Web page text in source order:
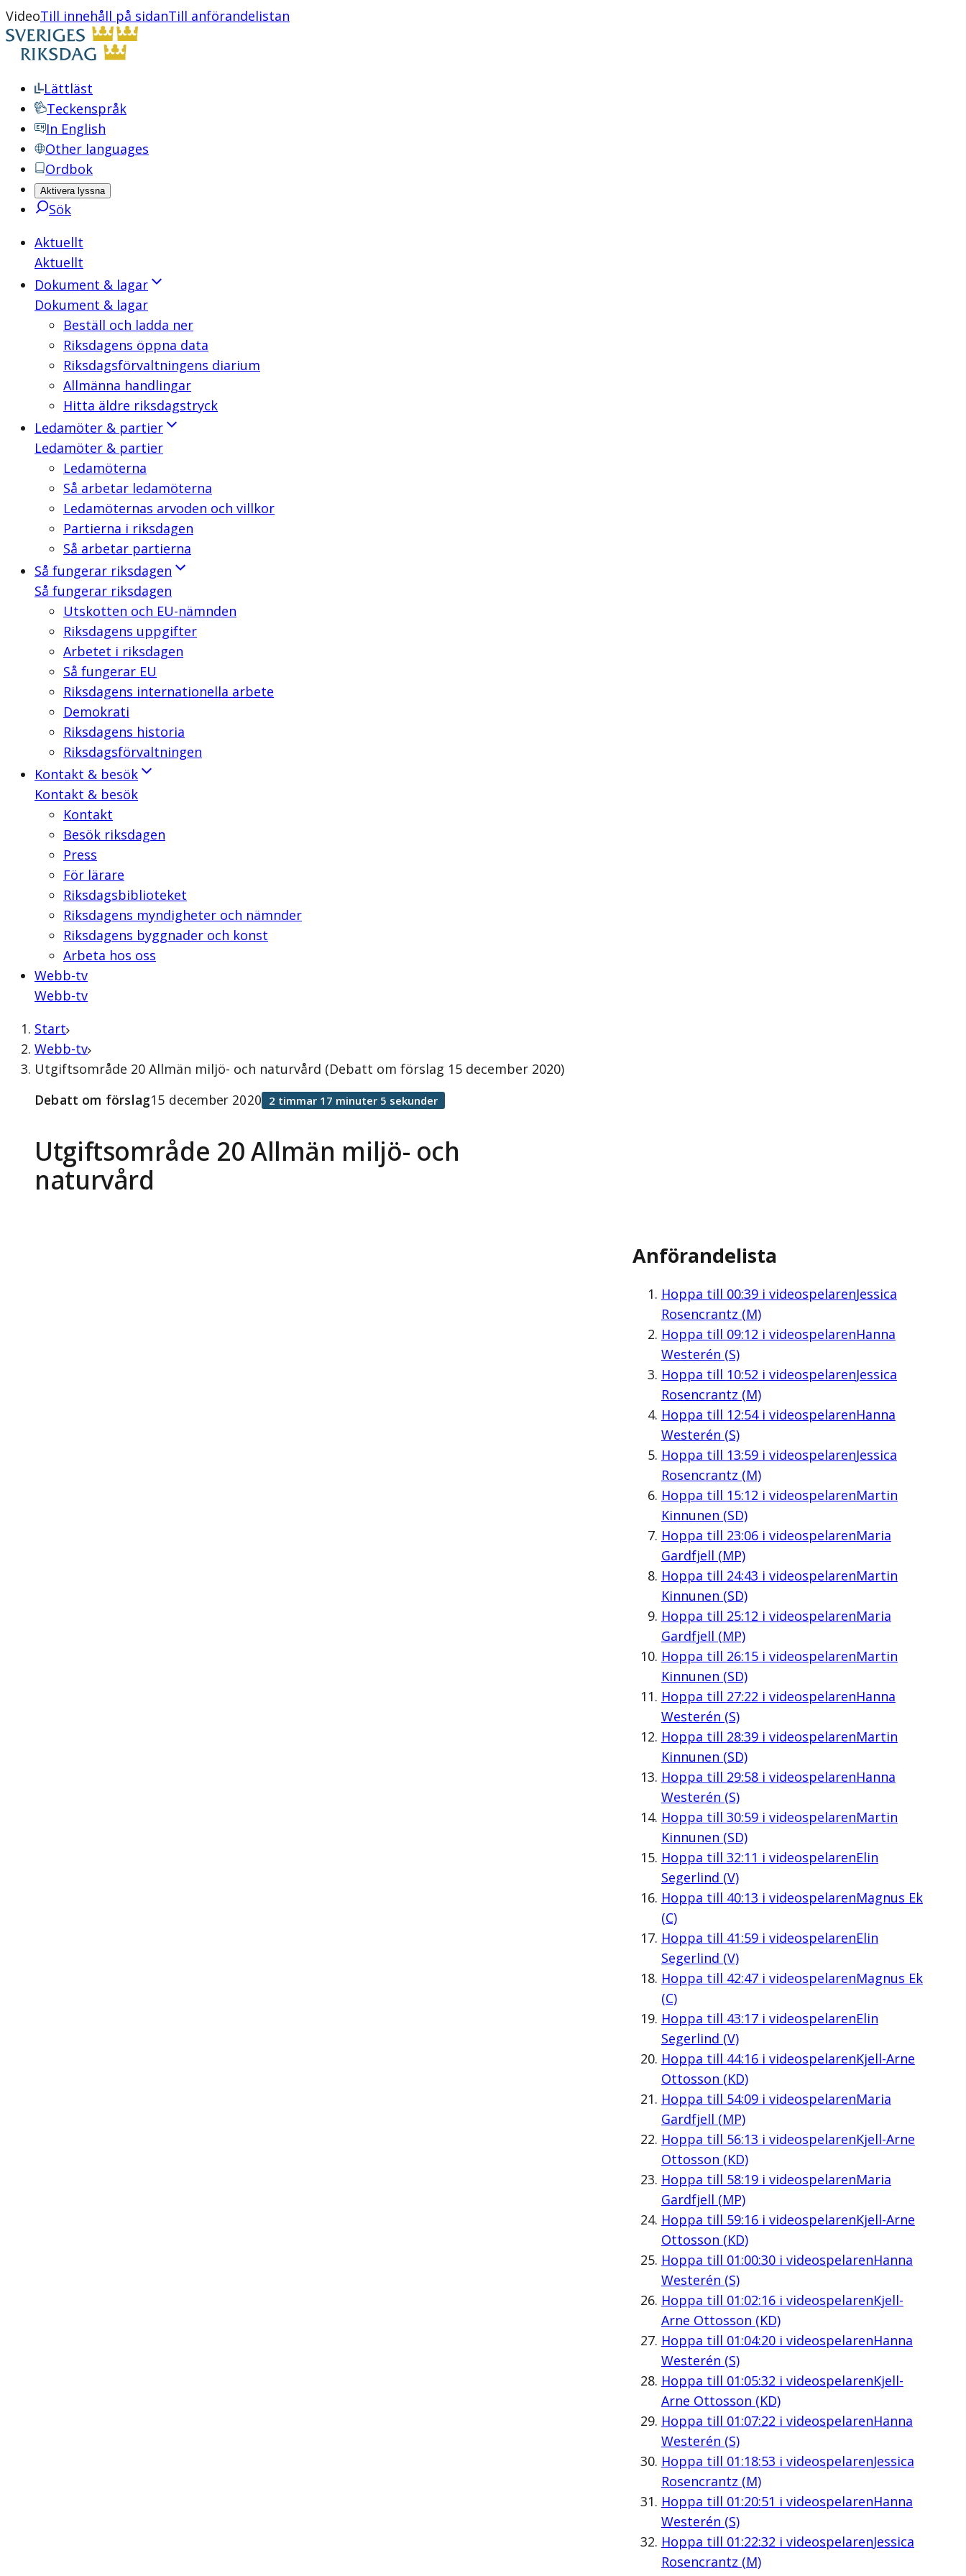
VideoTill innehåll på sidanTill anförandelistan
Lättläst
Teckenspråk
In English
Other languages
Ordbok
Aktivera lyssna
Sök
Aktuellt
Aktuellt
Dokument & lagar
Dokument & lagar
Beställ och ladda ner
Riksdagens öppna data
Riksdagsförvaltningens diarium
Allmänna handlingar
Hitta äldre riksdagstryck
Ledamöter & partier
Ledamöter & partier
Ledamöterna
Så arbetar ledamöterna
Ledamöternas arvoden och villkor
Partierna i riksdagen
Så arbetar partierna
Så fungerar riksdagen
Så fungerar riksdagen
Utskotten och EU-nämnden
Riksdagens uppgifter
Arbetet i riksdagen
Så fungerar EU
Riksdagens internationella arbete
Demokrati
Riksdagens historia
Riksdagsförvaltningen
Kontakt & besök
Kontakt & besök
Kontakt
Besök riksdagen
Press
För lärare
Riksdagsbiblioteket
Riksdagens myndigheter och nämnder
Riksdagens byggnader och konst
Arbeta hos oss
Webb-tv
Webb-tv
Start
Webb-tv
Utgiftsområde 20 Allmän miljö- och naturvård (Debatt om förslag 15 december 2020)
Utgiftsområde 20 Allmän miljö- och
naturvård
Debatt om förslag15 december 2020 2 timmar 17 minuter 5 sekunder
Anförandelista
Hoppa till 00:39i videospelarenJessica
Rosencrantz (M)
Hoppa till 09:12 i videospelarenHanna
Westerén (S)
Hoppa till 10:52 i videospelarenJessica
Rosencrantz (M)
Hoppa till 12:54i videospelarenHanna
Westerén (S)
Hoppa till 13:59i videospelarenJessica
Rosencrantz (M)
Hoppa till 15:12 i videospelarenMartin
Kinnunen (SD)
Hoppa till 23:06i videospelarenMaria
Gardfjell (MP)
Hoppa till 24:43 i videospelarenMartin
Kinnunen (SD)
Hoppa till 25:12 i videospelarenMaria
Gardfjell (MP)
Hoppa till 26:15i videospelarenMartin
Kinnunen (SD)
Hoppa till 27:22 i videospelarenHanna
Westerén (S)
Hoppa till 28:39i videospelarenMartin
Kinnunen (SD)
Hoppa till 29:58i videospelarenHanna
Westerén (S)
Hoppa till 30:59i videospelarenMartin
Kinnunen (SD)
Hoppa till 32:11 i videospelarenElin
Segerlind (V)
Hoppa till 40:13 i videospelarenMagnus Ek
(C)
Hoppa till 41:59i videospelarenElin
Segerlind (V)
Hoppa till 42:47i videospelarenMagnus Ek
(C)
Hoppa till 43:17i videospelarenElin
Segerlind (V)
Hoppa till 44:16i videospelarenKjell-Arne
Ottosson (KD)
Hoppa till 54:09i videospelarenMaria
Gardfjell (MP)
Hoppa till 56:13 i videospelarenKjell-Arne
Ottosson (KD)
Hoppa till 58:19i videospelarenMaria
Gardfjell (MP)
Hoppa till 59:16i videospelarenKjell-Arne
Ottosson (KD)
Hoppa till 01:00:30i videospelarenHanna
Westerén (S)
Hoppa till 01:02:16i videospelarenKjell-
Arne Ottosson (KD)
Hoppa till 01:04:20i videospelarenHanna
Westerén (S)
Hoppa till 01:05:32 i videospelarenKjell-
Arne Ottosson (KD)
Hoppa till 01:07:22 i videospelarenHanna
Westerén (S)
Hoppa till 01:18:53 i videospelarenJessica
Rosencrantz (M)
Hoppa till 01:20:51 i videospelarenHanna
Westerén (S)
Hoppa till 01:22:32 i videospelarenJessica
Rosencrantz (M)